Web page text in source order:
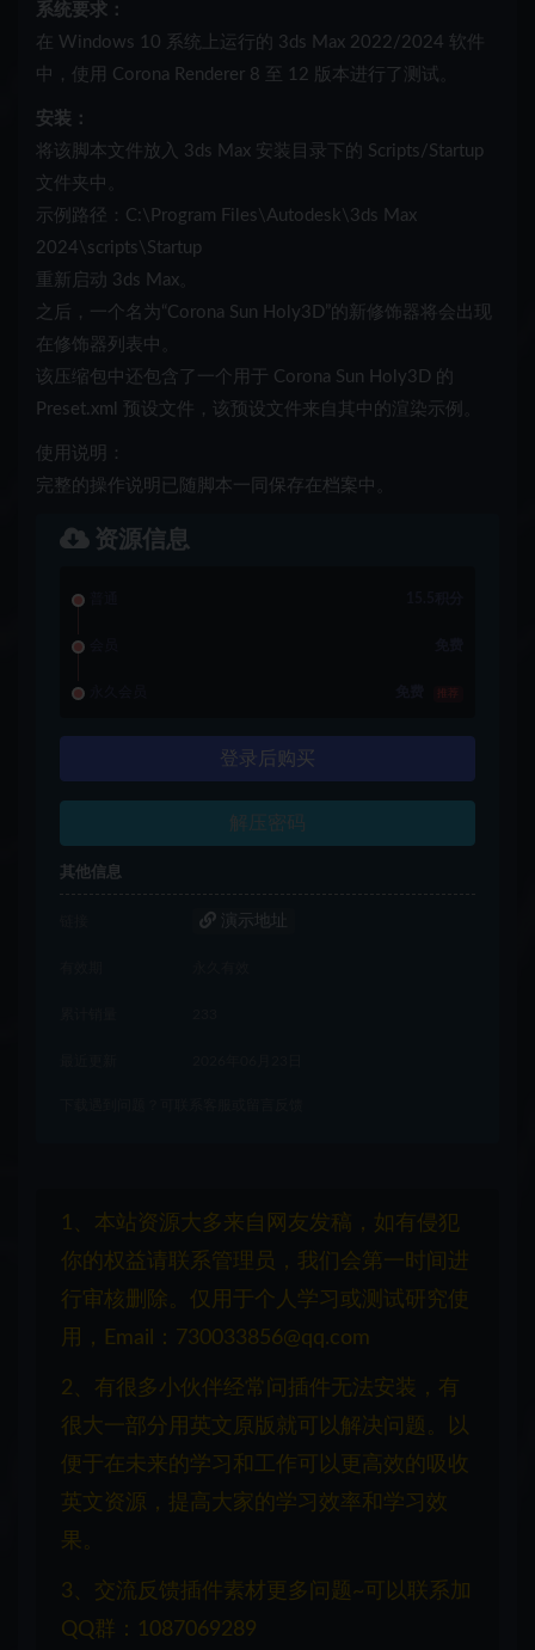
系统要求：
在 Windows 10 系统上运行的 3ds Max 2022/2024 软件
中，使用 Corona Renderer 8 至 12 版本进行了测试。
安装：
将该脚本文件放入 3ds Max 安装目录下的 Scripts/Startup
文件夹中。
示例路径：C:\Program Files\Autodesk\3ds Max
2024\scripts\Startup
重新启动 3ds Max。
之后，一个名为“Corona Sun Holy3D”的新修饰器将会出现
在修饰器列表中。
该压缩包中还包含了一个用于 Corona Sun Holy3D 的
Preset.xml 预设文件，该预设文件来自其中的渲染示例。
使用说明：
完整的操作说明已随脚本一同保存在档案中。
资源信息
推荐
登录后购买
解压密码
其他信息
演示地址
1、本站资源大多来自网友发稿，如有侵犯
你的权益请联系管理员，我们会第一时间进
行审核删除。仅用于个人学习或测试研究使
用，Email：730033856@qq.com
2、有很多小伙伴经常问插件无法安装，有
很大一部分用英文原版就可以解决问题。以
便于在未来的学习和工作可以更高效的吸收
英文资源，提高大家的学习效率和学习效
果。
3、交流反馈插件素材更多问题~可以联系加
QQ群：1087069289